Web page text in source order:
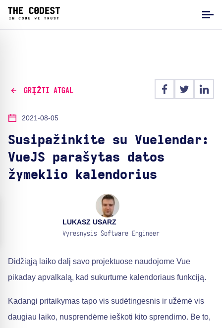
GRĮŽTI ATGAL
2021-08-05
Susipažinkite su Vuelendar:
VueJS parašytas datos
žymeklio kalendorius
LUKASZ USARZ
Vyresnysis Software Engineer
Didžiąją laiko dalį savo projektuose naudojome Vue
pikaday apvalkalą, kad sukurtume kalendoriaus funkciją.
Kadangi pritaikymas tapo vis sudėtingesnis ir užėmė vis
daugiau laiko, nusprendėme ieškoti kito sprendimo. Be to,